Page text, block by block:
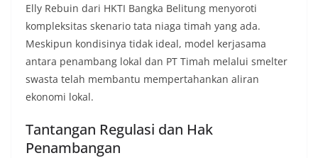
Elly Rebuin dari HKTI Bangka Belitung menyoroti
kompleksitas skenario tata niaga timah yang ada.
Meskipun kondisinya tidak ideal, model kerjasama
antara penambang lokal dan PT Timah melalui smelter
swasta telah membantu mempertahankan aliran
ekonomi lokal.
Tantangan Regulasi dan Hak
Penambangan